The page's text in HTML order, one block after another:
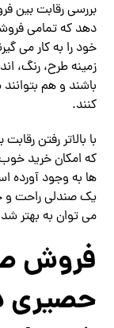
بررسی رقابت بین
دهد که تمامی
خود را به کار می
زمینه طرح، رنگ،
باشند و هم
کنند.
با بالاتر رفتن
که امکان خرید
ها به وجود آورده
یک صندلی راحت و
می توان به بهتر
فروش
حصیری